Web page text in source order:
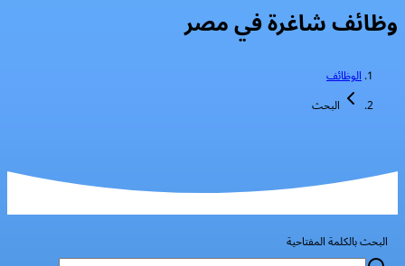
وظائف شاغرة في مصر
الوظائف
البحث
البحث بالكلمة المفتاحية